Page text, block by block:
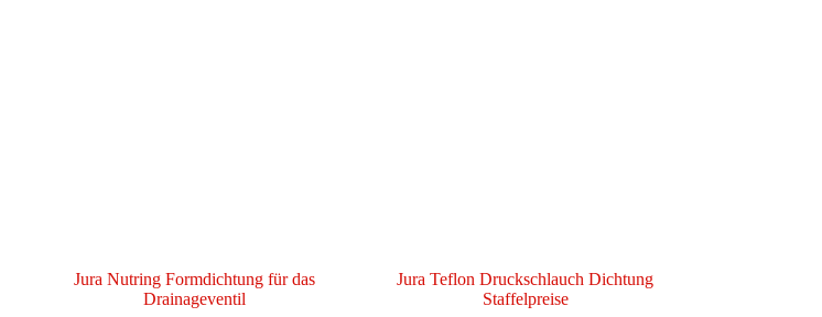
Jura Nutring Formdichtung für das
Drainageventil
Jura Teflon Druckschlauch Dichtung
Staffelpreise